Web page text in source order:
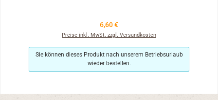
Regulärer Preis:
6,60 €
Preise inkl. MwSt. zzgl. Versandkosten
Sie können dieses Produkt nach unserem Betriebsurlaub
wieder bestellen.